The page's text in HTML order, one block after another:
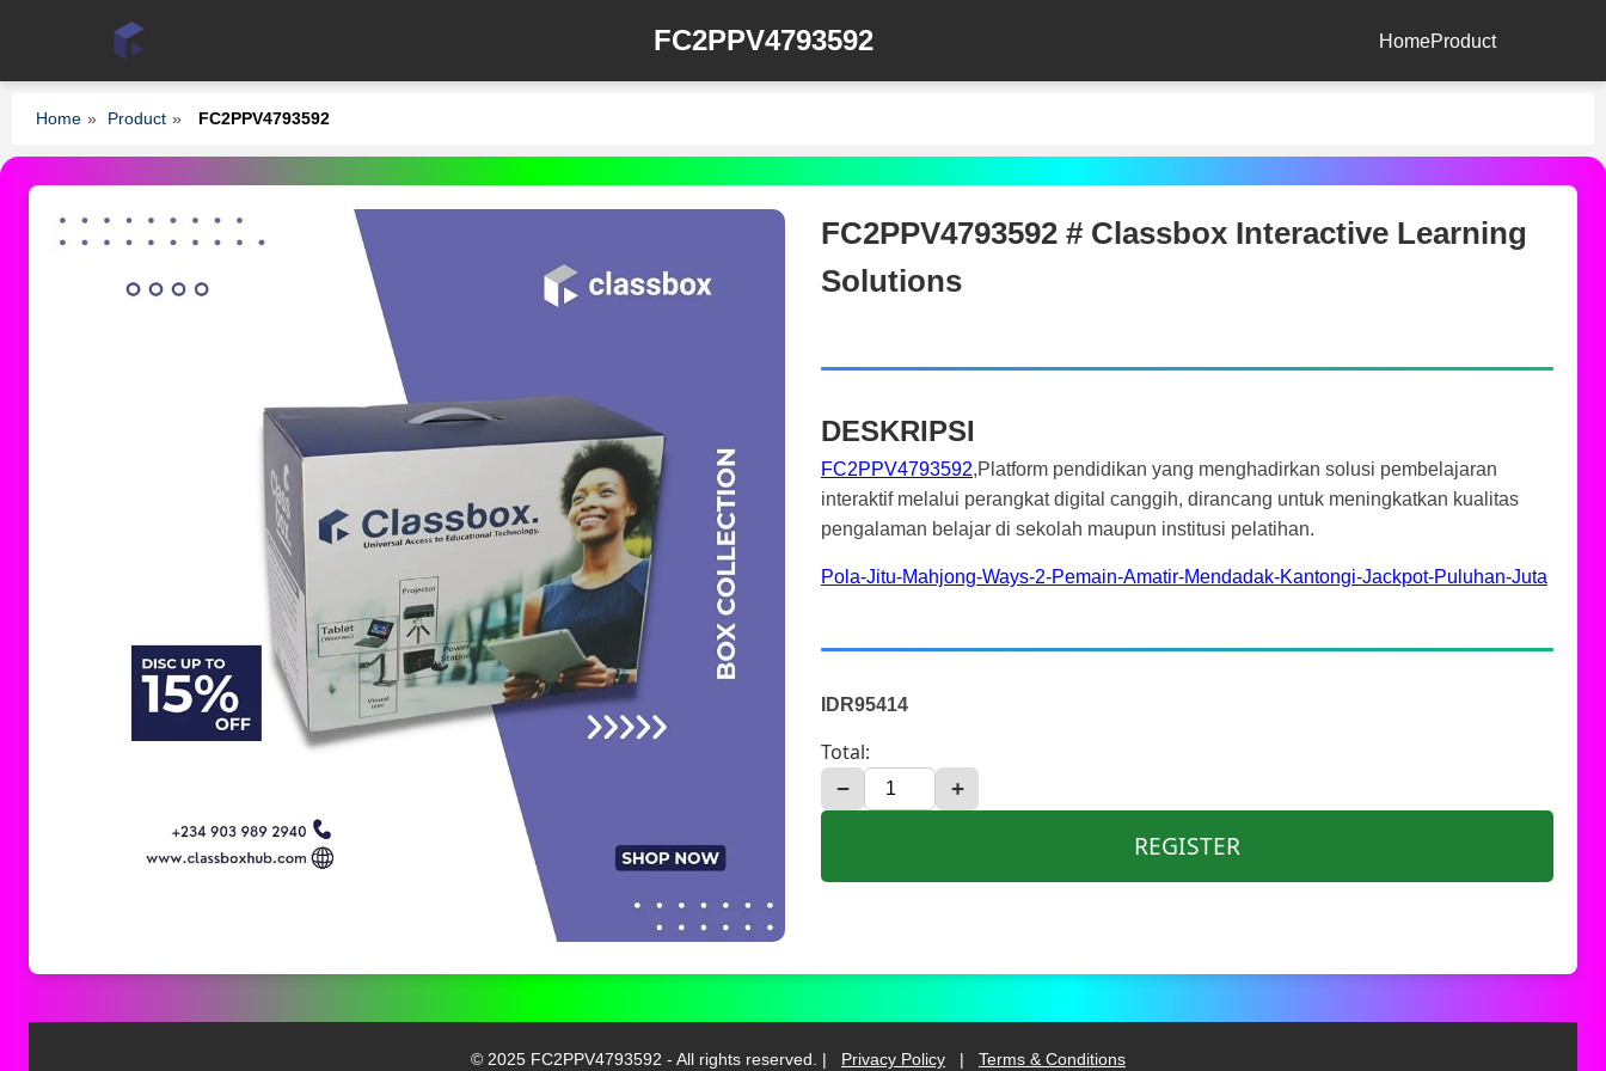
FC2PPV4793592 HomeProduct
Home » Product » FC2PPV4793592
FC2PPV4793592 # Classbox Interactive Learning
Solutions
DESKRIPSI
FC2PPV4793592,Platform pendidikan yang menghadirkan solusi pembelajaran
interaktif melalui perangkat digital canggih, dirancang untuk meningkatkan kualitas
pengalaman belajar di sekolah maupun institusi pelatihan.
Pola-Jitu-Mahjong-Ways-2-Pemain-Amatir-Mendadak-Kantongi-Jackpot-Puluhan-Juta
IDR95414
Total:
− +
REGISTER
© 2025 FC2PPV4793592 - All rights reserved. | Privacy Policy | Terms & Conditions